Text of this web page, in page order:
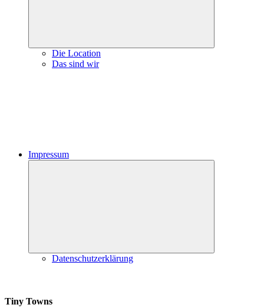
Die Location
Das sind wir
Impressum
Datenschutzerklärung
Tiny Towns